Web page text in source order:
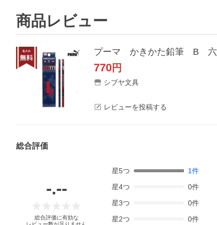
商品レビュー
プーマ かきかた鉛筆 B
770円
シブヤ文具
レビューを投稿する
総合評価
-.--
総合評価に有効な
星5つ 1件
星4つ 0件
星3つ 0件
星2つ 0件